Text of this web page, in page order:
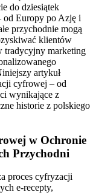
do dziesiątek
od Europy po Azję i
przychodnie mogą
klientów
tradycyjny marketing
artykuł
cyfrowej – od
wynikające z
historie z polskiego
w Ochronie
Przychodni
proces cyfryzacji
e-recepty,